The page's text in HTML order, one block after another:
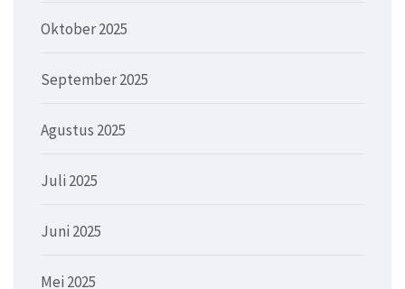
Oktober 2025
September 2025
Agustus 2025
Juli 2025
Juni 2025
Mei 2025